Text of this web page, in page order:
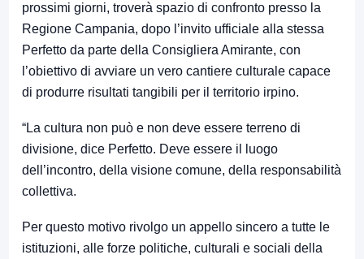
prossimi giorni, troverà spazio di confronto presso la
Regione Campania, dopo l’invito ufficiale alla stessa
Perfetto da parte della Consigliera Amirante, con
l’obiettivo di avviare un vero cantiere culturale capace
di produrre risultati tangibili per il territorio irpino.
“La cultura non può e non deve essere terreno di
divisione, dice Perfetto. Deve essere il luogo
dell’incontro, della visione comune, della responsabilità
collettiva.
Per questo motivo rivolgo un appello sincero a tutte le
istituzioni, alle forze politiche, culturali e sociali della